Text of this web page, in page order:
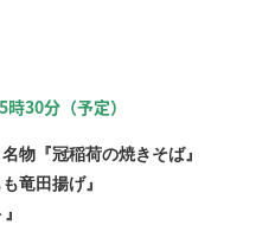
30分（予定）
物『冠稲荷の焼きそば』
竜田揚げ』